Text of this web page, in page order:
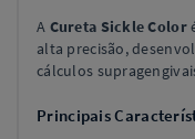
A Cureta Sickle Color
alta precisão,
cálculos
Principais